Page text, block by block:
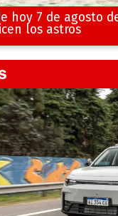
hoy 7 de agosto
los astros